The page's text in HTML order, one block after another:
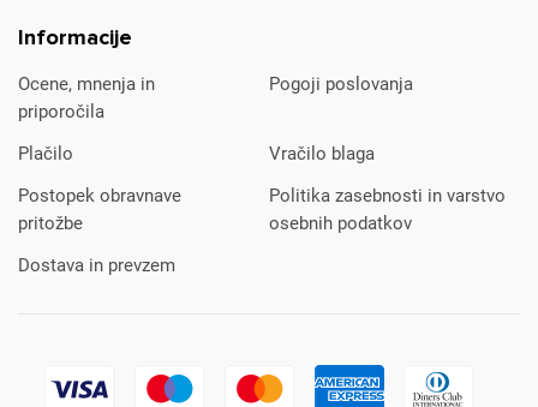
Informacije
Ocene, mnenja in
priporočila
Pogoji poslovanja
Plačilo
Vračilo blaga
Postopek obravnave
pritožbe
Politika zasebnosti in varstvo
osebnih podatkov
Dostava in prevzem